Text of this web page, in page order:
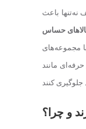
نه‌تنها باعث
حساس
مجموعه‌های
و چرا؟